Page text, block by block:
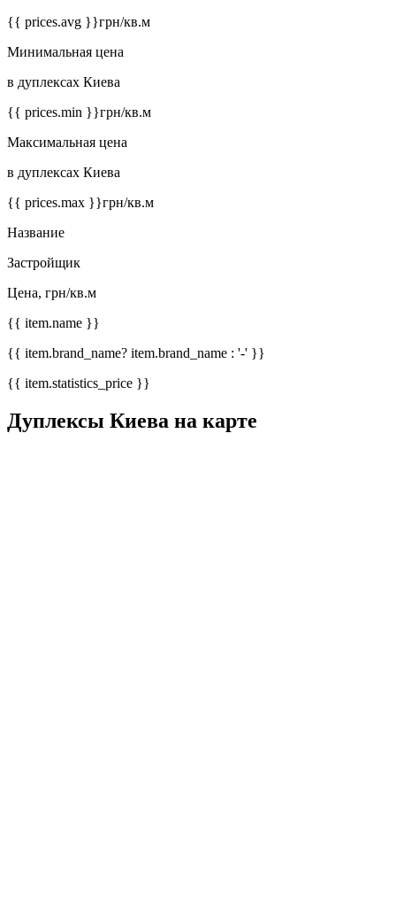
{{ prices.avg }}грн/кв.м
Минимальная цена
в дуплексах Киева
{{ prices.min }}грн/кв.м
Максимальная цена
в дуплексах Киева
{{ prices.max }}грн/кв.м
Название
Застройщик
Цена, грн/кв.м
{{ item.name }}
{{ item.brand_name? item.brand_name : '-' }}
{{ item.statistics_price }}
Дуплексы Киева на карте